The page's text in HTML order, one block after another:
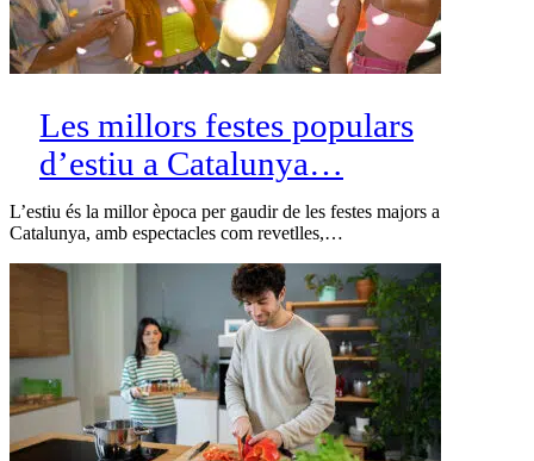
Les millors festes populars
d’estiu a Catalunya…
L’estiu és la millor època per gaudir de les festes majors a
Catalunya, amb espectacles com revetlles,…